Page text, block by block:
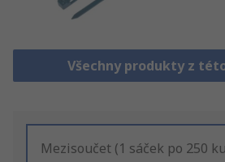
Všechny produkty z
Mezisoučet (1 sáček po 250